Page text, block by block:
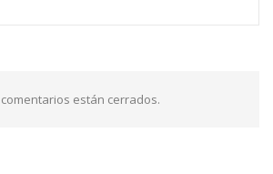
comentarios están cerrados.